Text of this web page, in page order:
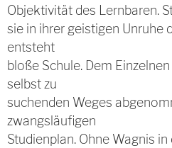
Objektivität des Lernbaren.
sie in ihrer geistigen Unruhe
entsteht
bloße Schule. Dem
selbst zu
suchenden Weges
zwangsläufigen
Studienplan. Ohne Wagnis